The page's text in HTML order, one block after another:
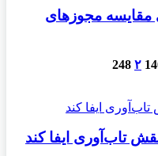
مقایسه مجوزهای
۲ 248
تاب‌آوری ایفا کند